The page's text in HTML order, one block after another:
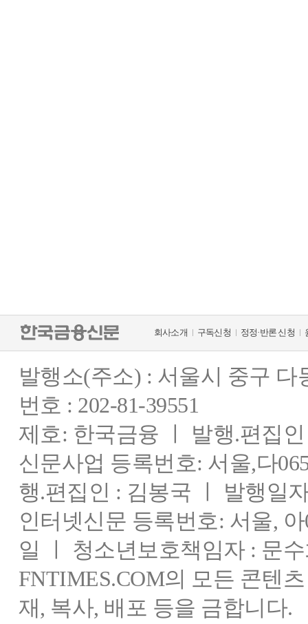
회사소개 구독신청 정정·반론 신청
발행소(주소) : 서울시 중구
번호 : 202-81-39551
제호: 한국금융 ㅣ 발행.편집
신문사업 등록번호: 서울,다
행.편집인 : 김봉국 ㅣ 발행일
인터넷신문 등록번호: 서울,
일 ㅣ 청소년보호책임자 : 문
FNTIMES.COM의 모든 콘텐
재, 복사, 배포 등을 금합니다.